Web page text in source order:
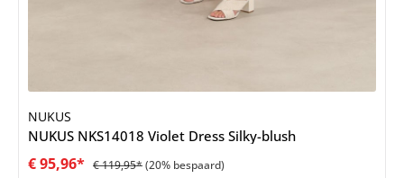
NUKUS
NUKUS NKS14018 Violet Dress Silky-blush
€ 95,96* € 119,95*(20% bespaard)